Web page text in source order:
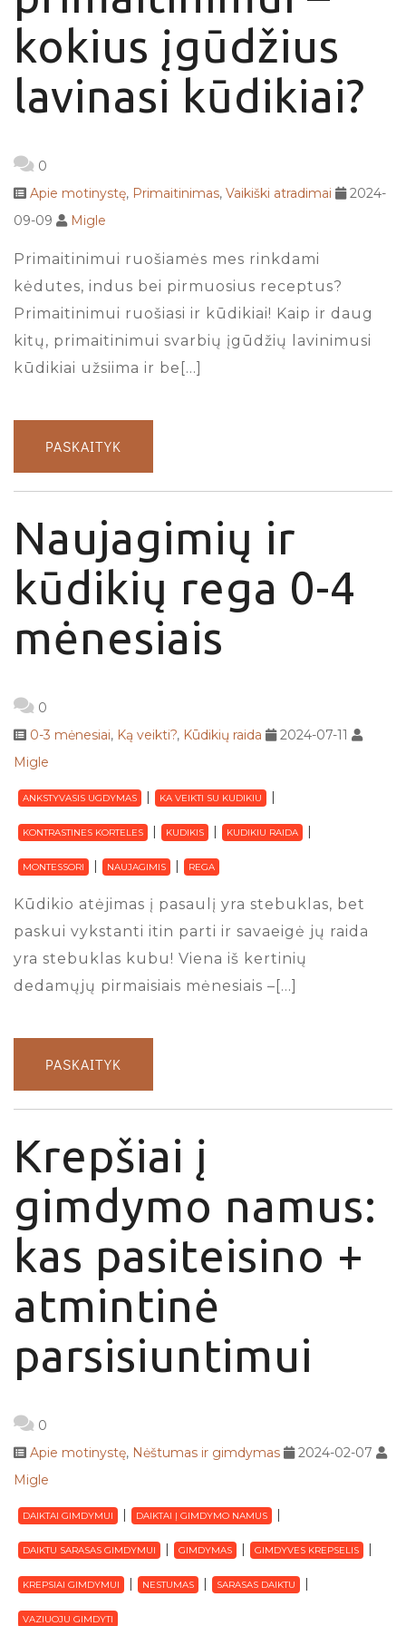
kokius įgūdžius
lavinasi kūdikiai?
0
Apie motinystę, Primaitinimas, Vaikiški atradimai
2024-
09-09
Migle
Primaitinimui ruošiamės mes rinkdami
kėdutes, indus bei pirmuosius receptus?
Primaitinimui ruošiasi ir kūdikiai! Kaip ir daug
kitų, primaitinimui svarbių įgūdžių lavinimusi
kūdikiai užsiima ir be[…]
PASKAITYK
Naujagimių ir
kūdikių rega 0-4
mėnesiais
0
0-3 mėnesiai, Ką veikti?, Kūdikių raida
2024-07-11
Migle
ANKSTYVASIS UGDYMAS KA VEIKTI SU KUDIKIU
KONTRASTINES KORTELES KUDIKIS KUDIKIU RAIDA
MONTESSORI NAUJAGIMIS REGA
Kūdikio atėjimas į pasaulį yra stebuklas, bet
paskui vykstanti itin parti ir savaeigė jų raida
yra stebuklas kubu! Viena iš kertinių
dedamųjų pirmaisiais mėnesiais –[…]
PASKAITYK
Krepšiai į
gimdymo namus:
kas pasiteisino +
atmintinė
parsisiuntimui
0
Apie motinystę, Nėštumas ir gimdymas
2024-02-07
Migle
DAIKTAI GIMDYMUI DAIKTAI Į GIMDYMO NAMUS
DAIKTU SARASAS GIMDYMUI GIMDYMAS GIMDYVES KREPSELIS
KREPSIAI GIMDYMUI NESTUMAS SARASAS DAIKTU
VAZIUOJU GIMDYTI